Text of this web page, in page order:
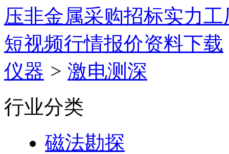
压非金属采购招标实力工
短视频行情报价资料下载
仪器 > 激电测深
行业分类
磁法勘探